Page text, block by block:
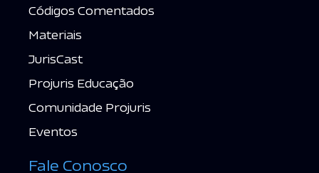
Códigos Comentados
Materiais
JurisCast
Projuris Educação
Comunidade Projuris
Eventos
Fale Conosco